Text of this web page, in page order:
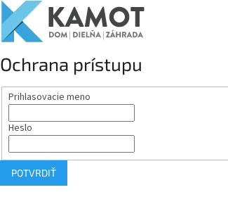
Ochrana prístupu
Prihlasovacie meno
Heslo
POTVRDIŤ